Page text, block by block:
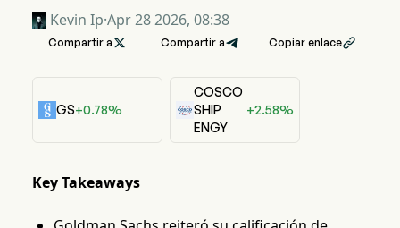
Kevin Ip·Apr 28 2026, 08:38
Compartir a  Compartir a Copiar enlace
GS+0.78%
COSCO
SHIP
ENGY
+2.58%
Key Takeaways